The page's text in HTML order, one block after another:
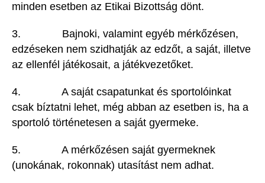
minden esetben az Etikai Bizottság dönt.
3. Bajnoki, valamint egyéb mérkőzésen,
edzéseken nem szidhatják az edzőt, a saját, illetve
az ellenfél játékosait, a játékvezetőket.
4. A saját csapatunkat és sportolóinkat
csak bíztatni lehet, még abban az esetben is, ha a
sportoló történetesen a saját gyermeke.
5. A mérkőzésen saját gyermeknek
(unokának, rokonnak) utasítást nem adhat.